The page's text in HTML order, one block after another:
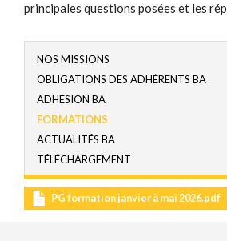
principales questions posées et les
NOS MISSIONS
OBLIGATIONS DES ADHÉRENTS BA
ADHÉSION BA
FORMATIONS
ACTUALITÉS BA
TÉLÉCHARGEMENT
Document(s)
PG formation janvier à mai 2026.pdf